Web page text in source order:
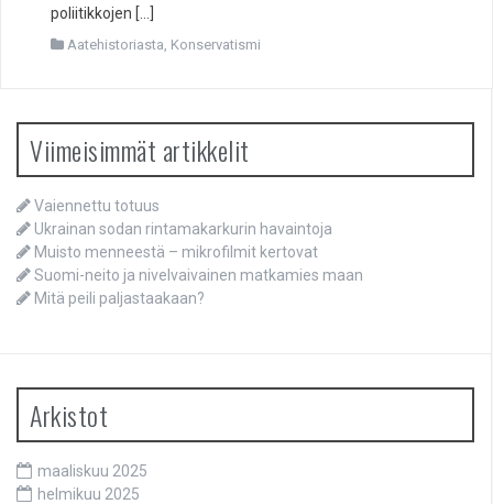
poliitikkojen […]
Aatehistoriasta Konservatismi
Viimeisimmät artikkelit
Vaiennettu totuus
Ukrainan sodan rintamakarkurin havaintoja
Muisto menneestä – mikrofilmit kertovat
Suomi-neito ja nivelvaivainen matkamies maan
Mitä peili paljastaakaan?
Arkistot
maaliskuu 2025
helmikuu 2025